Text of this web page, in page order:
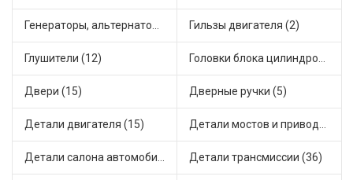
Генераторы, альтернаторы и комплектующие (48) Гильзы двигателя (2)
Глушители (12) Головки блока цилиндров (2)
Двери (15) Дверные ручки (5)
Детали двигателя (15) Детали мостов и привода трансмиссии (55)
Детали салона автомобиля (43) Детали трансмиссии (36)